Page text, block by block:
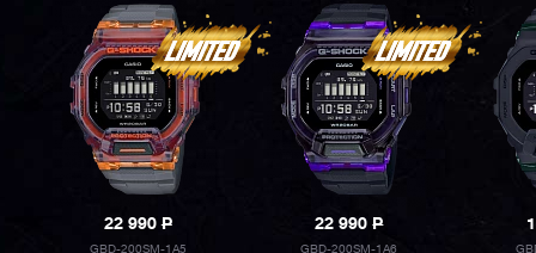
22 990P
GBD-200SM-1A5
22 990P
GBD-200SM-1A6